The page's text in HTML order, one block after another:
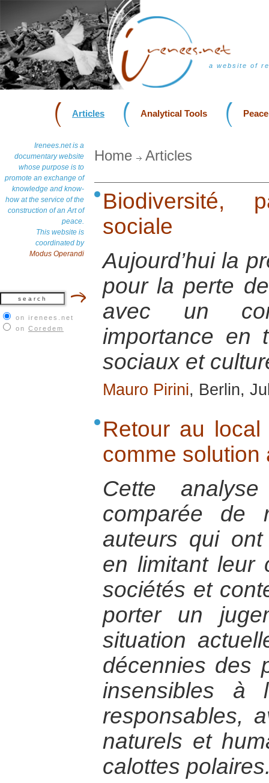
a website of
Articles Analytical Tools
Irenees.net is a
documentary website
whose purpose is to
promote an exchange of
knowledge and know-
how at the service of the
construction of an Art of
peace.
This website is
coordinated by
Modus Operandi
on irenees.net
on Coredem
Home Articles
Biodiversité,
sociale
Aujourd’hui la
pour la perte
avec un
importance en
sociaux et
Mauro Pirini, Berlin,
Retour au
comme solution
Cette
comparée de
auteurs qui
en limitant leur
sociétés et
porter un
situation
décennies des
insensibles à
responsables,
naturels et
calottes